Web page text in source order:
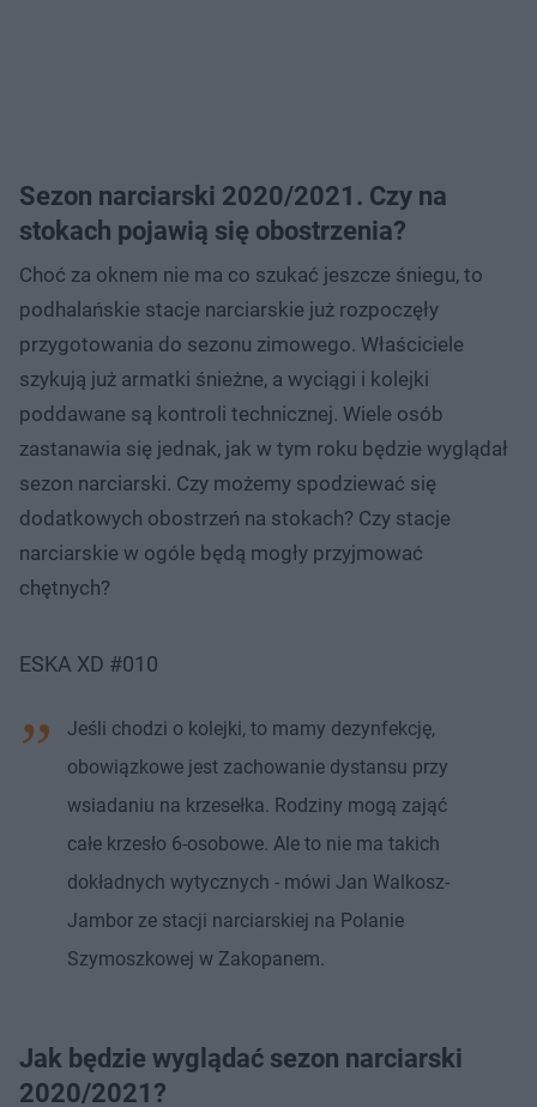
Sezon narciarski 2020/2021. Czy na
stokach pojawią się obostrzenia?
Choć za oknem nie ma co szukać jeszcze śniegu, to
podhalańskie stacje narciarskie już rozpoczęły
przygotowania do sezonu zimowego. Właściciele
szykują już armatki śnieżne, a wyciągi i kolejki
poddawane są kontroli technicznej. Wiele osób
zastanawia się jednak, jak w tym roku będzie wyglądał
sezon narciarski. Czy możemy spodziewać się
dodatkowych obostrzeń na stokach? Czy stacje
narciarskie w ogóle będą mogły przyjmować
chętnych?
ESKA XD #010
Jeśli chodzi o kolejki, to mamy dezynfekcję,
obowiązkowe jest zachowanie dystansu przy
wsiadaniu na krzesełka. Rodziny mogą zająć
całe krzesło 6-osobowe. Ale to nie ma takich
dokładnych wytycznych - mówi Jan Walkosz-
Jambor ze stacji narciarskiej na Polanie
Szymoszkowej w Zakopanem.
Jak będzie wyglądać sezon narciarski
2020/2021?